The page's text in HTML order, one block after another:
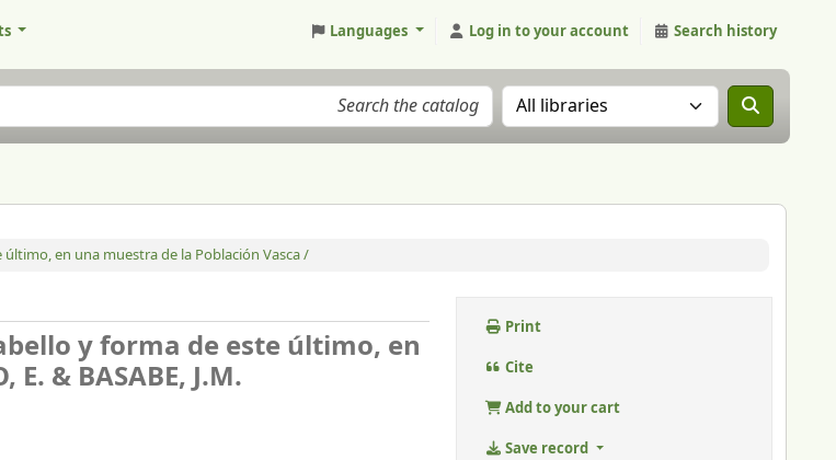
Languages Log in to your account Search history
Search the catalog in:
en una muestra de la Población Vasca /
y forma de este último, en
E. & BASABE, J.M.
Print
Cite
Add to your cart
Save record